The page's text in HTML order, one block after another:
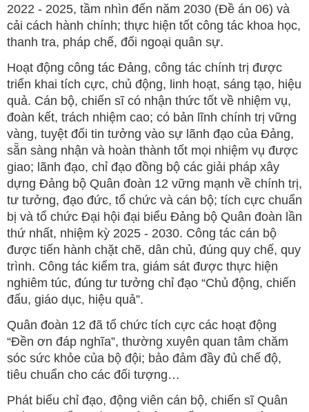
2022 - 2025, tầm nhìn đến năm 2030 (Đề án 06) và
cải cách hành chính; thực hiện tốt công tác khoa học,
thanh tra, pháp chế, đối ngoại quân sự.
Hoạt động công tác Đảng, công tác chính trị được
triển khai tích cực, chủ động, linh hoạt, sáng tạo, hiệu
quả. Cán bộ, chiến sĩ có nhận thức tốt về nhiệm vụ,
đoàn kết, trách nhiệm cao; có bản lĩnh chính trị vững
vàng, tuyệt đối tin tưởng vào sự lãnh đạo của Đảng,
sẵn sàng nhận và hoàn thành tốt mọi nhiệm vụ được
giao; lãnh đạo, chỉ đạo đồng bộ các giải pháp xây
dựng Đảng bộ Quân đoàn 12 vững mạnh về chính trị,
tư tưởng, đạo đức, tổ chức và cán bộ; tích cực chuẩn
bị và tổ chức Đại hội đại biểu Đảng bộ Quân đoàn lần
thứ nhất, nhiệm kỳ 2025 - 2030. Công tác cán bộ
được tiến hành chặt chẽ, dân chủ, đúng quy chế, quy
trình. Công tác kiểm tra, giám sát được thực hiện
nghiêm túc, đúng tư tưởng chỉ đạo “Chủ động, chiến
đấu, giáo dục, hiệu quả”.
Quân đoàn 12 đã tổ chức tích cực các hoạt động
“Đền ơn đáp nghĩa”, thường xuyên quan tâm chăm
sóc sức khỏe của bộ đội; bảo đảm đầy đủ chế độ,
tiêu chuẩn cho các đối tượng…
Phát biểu chỉ đạo, động viên cán bộ, chiến sĩ Quân